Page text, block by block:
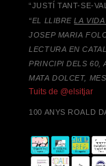
“JUSTÍ TANT-SE-
“EL LLIBRELA
JOSEP MARIA
LECTURA EN
PRINCIPI DELS 60,
MATA DOLCET,
Tuits de @elsitjar
100 ANYS ROALD